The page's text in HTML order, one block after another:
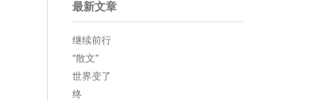
最新文章
继续前行
“散文”
世界变了
终